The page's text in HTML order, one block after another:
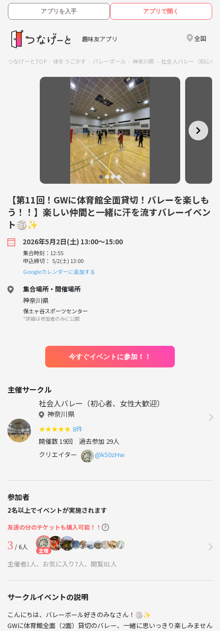
アプリを入手 アプリで開く
趣味友アプリ 全国
つなげーとTOP 体をうごかす バレーボール 神奈川県 社会人バレー（初心者
【第11回！GWに体育館全面貸切！バレーを楽しも
う！！】楽しい仲間と一緒に汗を流すバレーイベン
ト🏐✨
2026年5月2日(土) 13:00〜15:00
集合時刻：12:55
申込締切： 5/2(土) 13:00
Googleカレンダーに追加する
集合場所・開催場所
神奈川県
保土ヶ谷スポーツセンター
*詳細は参加者のみに公開
今すぐイベントに参加！！
主催サークル
社会人バレー（初心者、女性大歓迎）
神奈川県
★★★★★ 8件
開催数 19回 過去参加 29人
クリエイター
@k50zHw
参加者
2名以上でイベントが実施されます
友達の分のチケットも購入可能！！
3 / 6人 主催
主催者1人、お気に入り7人、閲覧81人
サークルイベントの説明
こんにちは、バレーボール好きのみなさん！🏐✨
GWに体育館全面（2面）貸切のバレー、一緒に思いっきり楽しみません